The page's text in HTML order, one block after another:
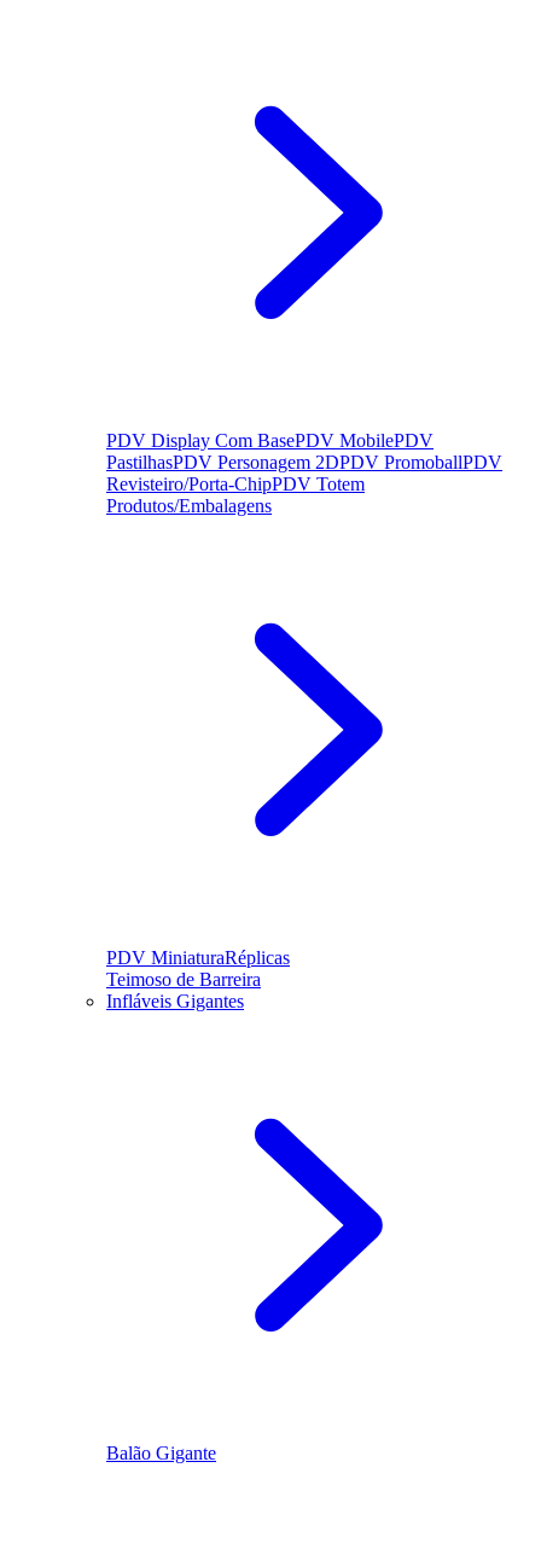
PDV Display Com BasePDV MobilePDV
PastilhasPDV Personagem 2DPDV PromoballPDV
Revisteiro/Porta-ChipPDV Totem
Produtos/Embalagens
PDV MiniaturaRéplicas
Teimoso de Barreira
Infláveis Gigantes
Balão Gigante